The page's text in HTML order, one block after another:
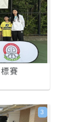
賽
3